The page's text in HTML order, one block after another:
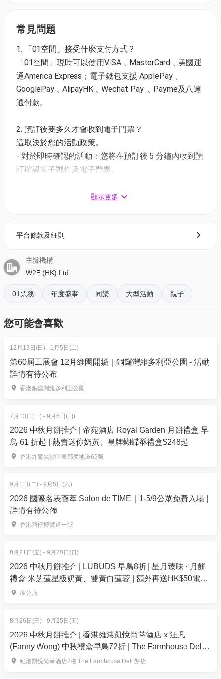
前往售票平台
優惠期：即日起 - 額滿即止
適用票價類別：$1,595 / $1,095 / $695 / $395 (另收
$50手續費)
立即前往
‼️必須選取HK01 - Promo 門票，輸入購買數量‼️
‼️在彈出視窗輸入【HK0105】，即享95折優惠！‼️
常見問題
1. 「01空間」接受什麼支付方式 ?
「01空間」現時可以使用VISA﹑MasterCard﹑美國運
通America Express；電子錢包支援 ApplePay﹑
GooglePay﹑AlipayHK﹑Wechat Pay ﹑Payme及八達
通付款。
2. 預訂後要多久才會收到電子門票？
這取決於您的活動政策。
- 對於即時確認的活動：您將在預訂後 5 分鐘內收到預
訂確認電子郵件及電子門票。
1 - 3 個工作天內發送到您所登記的電郵地址。
- 會員可以下載《香港01》流動應用程式(APP) ，並以
按「門票」> 點擊相關活動電子門票；
- 透過訂單電郵內按「查看電子票」連結; 部份活動設
有電子門票附件(PDF)。
4. 我預訂了活動，但還沒收到確認電郵，該怎樣辦？
- 如果仍未能找到確認電郵，你可以電郵到
5. 下單後，我可以修改訂單或申請退款嗎？
於「01空間」購票，每消費$1即可賺取1「01積
分」。揀啱心水活動，以100分扣減$1購買門票。玩完
再賺，賺完再買、再食、再玩！
顯示更多
平台條款及細則
主辦機構
W2E (HK) Ltd
01票務 年度盛事 同樂 大型活動 親子
您可能會喜歡
12月13日(日) - 1月5日(二)
第60屆工展會 12月維園開鑼｜銅鑼灣維多利亞公園 - 活動
詳情有待公布
香港銅鑼灣維多利亞公園
7月13日(一) - 9月6日(日)
2026 中秋月餅推介 | 帝苑酒店 Royal Garden 月餅禮盒 早
鳥 61 折起 | 熱賣迷你奶黃、皇牌蝴蝶酥禮盒$248起
香港九龍尖沙咀東部麽地道69號
9月1日(二) - 9月5日(六)
2026 國際名表薈萃 Salon de TIME｜1-5/9公眾免費入場 |
詳情有待公佈
香港灣仔博覽道一號
8月21日(五) - 9月20日(日)
2026 中秋月餅推介 | LUBUDS 早鳥8折 | 星月臻味 · 月餅
禮盒 米芝蓮星級奶黃、雙黃白蓮蓉 | 額外再送HK$50電子
餐飲優惠券
多分店
8月26日(三) - 9月25日(五)
2026 中秋月餅推介 | 香港維港凱悅尚萃酒店 x 汪凡
(Fanny Wong) 中秋禮盒早鳥72折 | The Farmhouse Deli
餅店｜低糖奶黃月餅
維港凱悅尚萃酒店2樓 The Farmhouse Deli 餅店